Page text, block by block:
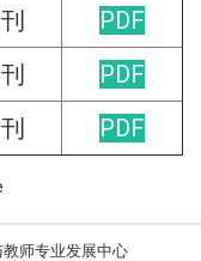
PDF
PDF
PDF
师专业发展中心